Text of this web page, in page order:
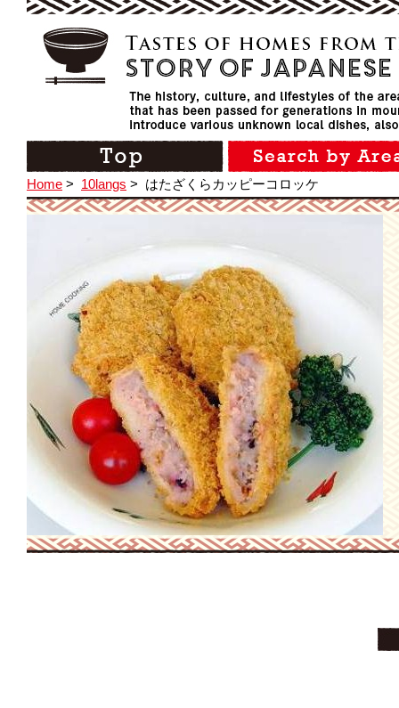
Home > 10langs > はたざくらカッピーコロッケ